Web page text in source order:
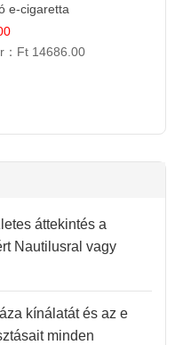
e-cigaretta
Ft 14686.00
áttekintés a
Nautilusral vagy
kínálatát és az e
minden